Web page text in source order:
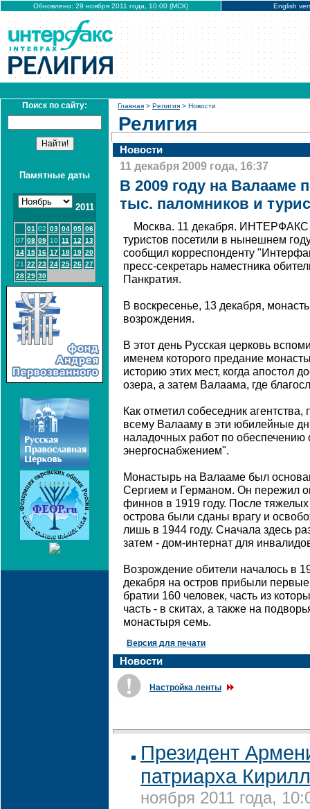
Обновлено: 29 ноября 2011 года, 10:00 (МСК) English
Поиск по сайту:
Памятные даты
2011
01 02 03 04 05 06
07 08 09 10 11 12 13
14 15 16 17 18 19 20
21 22 23 24 25 26 27
28 29 30
Главная > Религия > Новости
Религия
Новости
11 декабря 2009 года, 16:37
В 2009 году на Валааме
тыс. паломников и
Москва. 11 декабря. ИНТЕРФАКС
туристов посетили в нынешнем
сообщил корреспонденту
пресс-секретарь наместника
Панкратия.
В воскресенье, 13 декабря,
возрождения.
В этот день Русская церковь
именем которого предание
историю этих мест, когда апостол
озера, а затем Валаама, где
Как отметил собеседник
всему Валааму в эти юбилейные
наладочных работ по обеспечению
энергоснабжением".
Монастырь на Валааме был
Сергием и Германом. Он пережил
финнов в 1919 году. После
острова были сданы врагу и
лишь в 1944 году. Сначала здесь
затем - дом-интернат для
Возрождение обители началось в
декабря на остров прибыли
братии 160 человек, часть из
часть - в скитах, а также на
монастыря семь.
Версия для печати
Новости
.
Настройка ленты
Президент
патриарха
ноября 2011 года,